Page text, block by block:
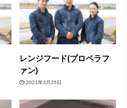
レンジフード(プロペラフ
ァン)
2021年3月25日